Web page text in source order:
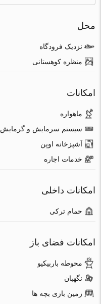
محل
نزدیک فرودگاه
منظره کوهستانی
امکانات
ماهواره
سیستم سرمایش و گرمایش
آشپزخانه اوپن
خدمات اجاره
امکانات داخلی
حمام ترکی
امکانات فضای باز
محوطه باربیکیو
نگهبان
زمین بازی بچه ها